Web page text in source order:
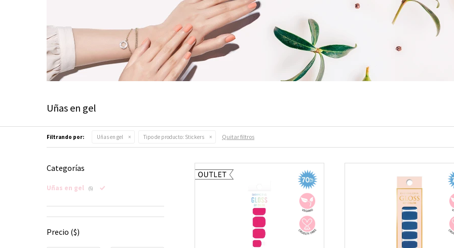
Uñas en gel
Filtrando por: Uñas en gel Tipo de producto: Stickers Quitar filtros
Categorías
Uñas en gel (5)
Precio ($)